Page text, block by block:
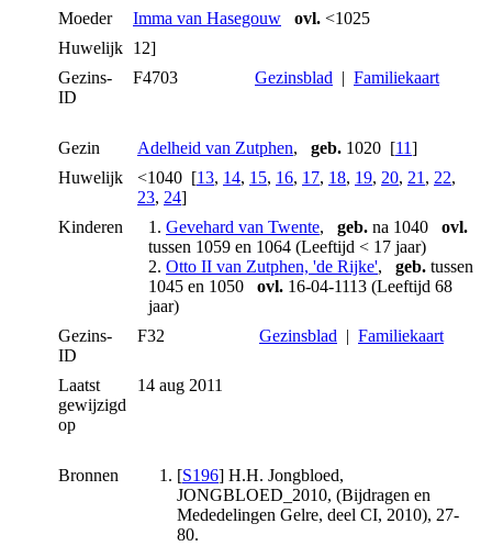
Moeder Imma van Hasegouw ovl. <1025
Huwelijk 12]
Gezins-
ID
F4703 Gezinsblad | Familiekaart
Gezin Adelheid van Zutphen, geb. 1020 [11]
Huwelijk
<1040 [13, 14, 15, 16, 17, 18, 19, 20, 21 , 22,
23, 24]
Kinderen
1. Gevehard van Twente, geb. na 1040 ovl.
tussen 1059 en 1064 (Leeftijd < 17 jaar)
2. Otto II van Zutphen, 'de Rijke', geb. tussen
1045 en 1050 ovl. 16-04-1113 (Leeftijd 68
jaar)
Gezins-
ID
F32 Gezinsblad | Familiekaart
Laatst
gewijzigd
op
14 aug 2011
Bronnen [S196] H.H. Jongbloed,
JONGBLOED_2010, (Bijdragen en
Mededelingen Gelre, deel CI, 2010), 27-
80.